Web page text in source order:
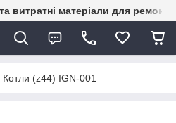
матеріали для ремонту
Котли (z44) IGN-001